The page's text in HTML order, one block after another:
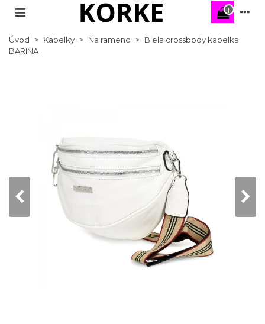
1
Úvod > Kabelky > Na rameno > Biela crossbody kabelka
BARINA